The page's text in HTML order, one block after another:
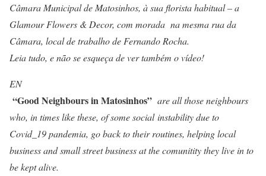
Câmara Municipal de Matosinhos, à sua florista habitual – a
Glamour Flowers & Decor, com morada na mesma rua da
Câmara, local de trabalho de Fernando Rocha.
Leia tudo, e não se esqueça de ver também o vídeo!
EN
“Good Neighbours in Matosinhos” are all those neighbours
who, in times like these, of some social instability due to
Covid_19 pandemia, go back to their routines, helping local
business and small street business at the comunitity they live in to
be kept alive.